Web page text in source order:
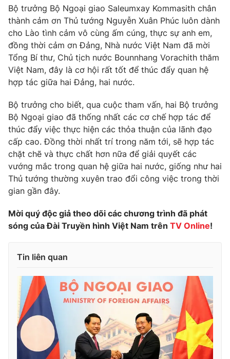
VTV Sức khoẻ Bất động sản
Thị trường 24h Tấm lòng Việt
VTV4 Vươn mình bằng AI
Liên hệ tòa soạn English
THỜI BÁO VTV
Theo dõi báo trên
Cơ quan chủ quản:
Giấy phép hoạt động báo in và báo điện tử số 483/GP-BTTTT
cấp ngày 29/12/2023
Tổng Biên tập:
Phó Tổng Biên tập:
Nguyễn Thị Mỹ Hạnh, Phạm Quốc Thắng,
Nguyễn Trọng Ninh
Tổng đài VTV: 024.38 355 931 - 024.38 355 932
Bộ trưởng Bộ Ngoại giao Saleumxay Kommasith chân
thành cảm ơn Thủ tướng Nguyễn Xuân Phúc luôn dành
cho Lào tình cảm vô cùng ấm cúng, thực sự anh em,
đồng thời cảm ơn Đảng, Nhà nước Việt Nam đã mời
Tổng Bí thư, Chủ tịch nước Bounnhang Vorachith thăm
Việt Nam, đây là cơ hội rất tốt để thúc đẩy quan hệ
hợp tác giữa hai Đảng, hai nước.
Bộ trưởng cho biết, qua cuộc tham vấn, hai Bộ trưởng
Bộ Ngoại giao đã thống nhất các cơ chế hợp tác để
thúc đẩy việc thực hiện các thỏa thuận của lãnh đạo
cấp cao. Đồng thời nhất trí trong năm tới, sẽ hợp tác
chặt chẽ và thực chất hơn nữa để giải quyết các
vướng mắc trong quan hệ giữa hai nước, giống như hai
Thủ tướng thường xuyên trao đổi công việc trong thời
gian gần đây.
Mời quý độc giả theo dõi các chương trình đã phát
sóng của Đài Truyền hình Việt Nam trên TV Online!
Tin liên quan